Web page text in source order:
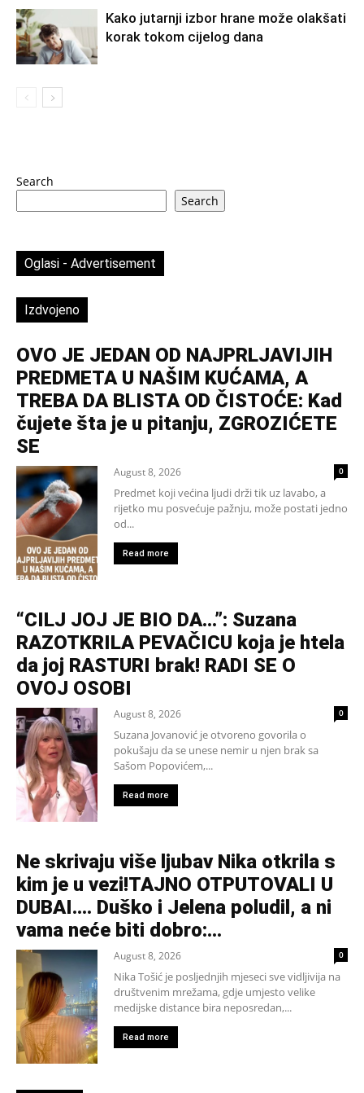
Kako jutarnji izbor hrane može olakšati
korak tokom cijelog dana
Search
Search
Oglasi - Advertisement
Izdvojeno
OVO JE JEDAN OD NAJPRLJAVIJIH
PREDMETA U NAŠIM KUĆAMA, A
TREBA DA BLISTA OD ČISTOĆE: Kad
čujete šta je u pitanju, ZGROZIĆETE
SE
August 8, 2026 0
Predmet koji većina ljudi drži tik uz lavabo, a
rijetko mu posvećuje pažnju, može postati jedno
od...
Read more
“CILJ JOJ JE BIO DA…”: Suzana
RAZOTKRILA PEVAČICU koja je htela
da joj RASTURI brak! RADI SE O
OVOJ OSOBI
August 8, 2026 0
Suzana Jovanović je otvoreno govorila o
pokušaju da se unese nemir u njen brak sa
Sašom Popovićem,...
Read more
Ne skrivaju više ljubav Nika otkrila s
kim je u vezi!TAJNO OTPUTOVALI U
DUBAI…. Duško i Jelena poludil, a ni
vama neće biti dobro:...
August 8, 2026 0
Nika Tošić je posljednjih mjeseci sve vidljivija na
društvenim mrežama, gdje umjesto velike
medijske distance bira neposredan,...
Read more